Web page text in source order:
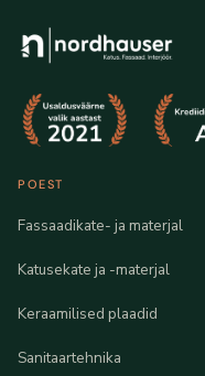
POEST
Fassaadikate- ja materjal
Katusekate ja -materjal
Keraamilised plaadid
Sanitaartehnika